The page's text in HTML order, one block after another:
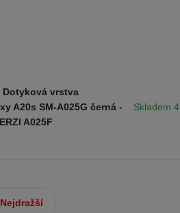
Dotyková vrstva
A20s SM-A025G černá -
A025F
Skladem 4
Nejdražší